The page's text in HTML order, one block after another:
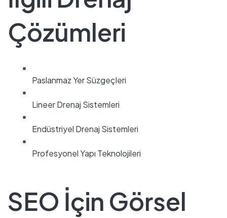
Çözümleri
Paslanmaz Yer Süzgeçleri
Lineer Drenaj Sistemleri
Endüstriyel Drenaj Sistemleri
Profesyonel Yapı Teknolojileri
SEO İçin Görsel